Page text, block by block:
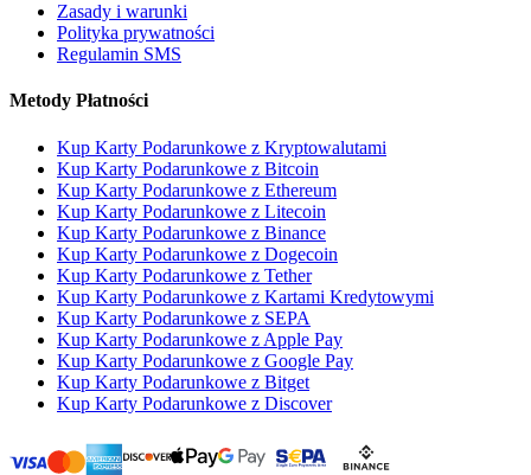
Zasady i warunki
Polityka prywatności
Regulamin SMS
Metody Płatności
Kup Karty Podarunkowe z Kryptowalutami
Kup Karty Podarunkowe z Bitcoin
Kup Karty Podarunkowe z Ethereum
Kup Karty Podarunkowe z Litecoin
Kup Karty Podarunkowe z Binance
Kup Karty Podarunkowe z Dogecoin
Kup Karty Podarunkowe z Tether
Kup Karty Podarunkowe z Kartami Kredytowymi
Kup Karty Podarunkowe z SEPA
Kup Karty Podarunkowe z Apple Pay
Kup Karty Podarunkowe z Google Pay
Kup Karty Podarunkowe z Bitget
Kup Karty Podarunkowe z Discover